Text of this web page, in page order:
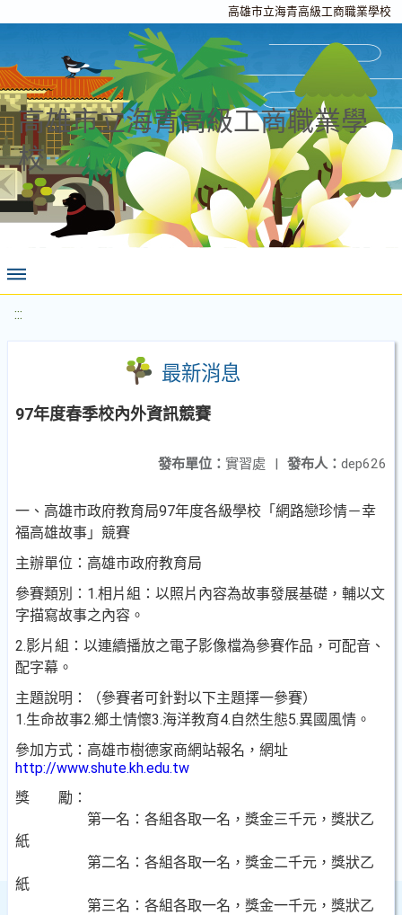
高雄市立海青高級工商職業學校
高雄市立海青高級工商職業學
校
:::
最新消息
97年度春季校內外資訊競賽
發布人： dep626
發布單位： 實習處 |
一、高雄市政府教育局97年度各級學校「網路戀珍情－幸
福高雄故事」競賽
主辦單位：高雄市政府教育局
參賽類別： 1.相片組：以照片內容為故事發展基礎，輔以文
字描寫故事之內容。
2.影片組：以連續播放之電子影像檔為參賽作品，可配音、
配字幕。
主題說明：（參賽者可針對以下主題擇一參賽）
1.生命故事2.鄉土情懷3.海洋教育4.自然生態5.異國風情。
參加方式：高雄市樹德家商網站報名，網址
http://www.shute.kh.edu.tw
獎 勵：
第一名：各組各取一名，獎金三千元，獎狀乙
紙
第二名：各組各取一名，獎金二千元，獎狀乙
紙
第三名：各組各取一名，獎金一千元，獎狀乙